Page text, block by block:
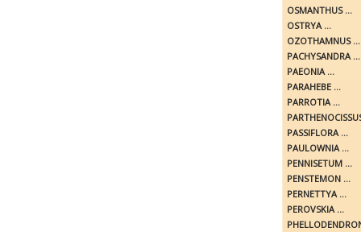
OSMANTHUS ...
OSTRYA ...
OZOTHAMNUS ...
PACHYSANDRA ...
PAEONIA ...
PARAHEBE ...
PARROTIA ...
PASSIFLORA ...
PAULOWNIA ...
PENNISETUM ...
PENSTEMON ...
PERNETTYA ...
PEROVSKIA ...